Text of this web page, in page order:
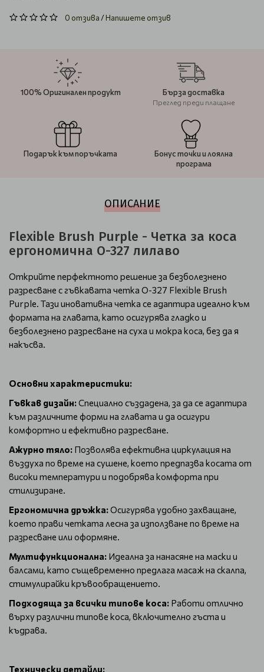
0 отзива/Напишете отзив
100% Оригинален продукт Бърза доставка
Преглед преди плащане
Подарък към поръчката
Бонус точки и лоялна
програма
ОПИСАНИЕ
Flexible Brush Purple - Четка за коса
ергономична O-327 лилаво
Открийте перфектното решение за безболезнено
разресване с гъвкавата четка O-327 Flexible Brush
Purple. Тази иновативна четка се адаптира идеално към
формата на главата, като осигурява гладко и
безболезнено разресване на суха и мокра коса, без да я
накъсва.
Основни характеристики:
Гъвкав дизайн:Специално създадена, за да се адаптира
към различните форми на главата и да осигури
комфортно и ефективно разресване.
Ажурно тяло: Позволява ефективна циркулация на
въздуха по време на сушене, което предпазва косата от
високи температури и подобрява комфорта при
стилизиране.
Ергономична дръжка:Осигурява удобно захващане,
което прави четката лесна за използване по време на
разресване или оформяне.
Мултифункционална: Идеална за нанасяне на маски и
балсами, като същевременно предлага масаж на скалпа,
стимулирайки кръвообращението.
Подходяща за всички типове коса: Работи отлично
върху различни типове коса, включително гъста и
къдрава.
Технически детайли: